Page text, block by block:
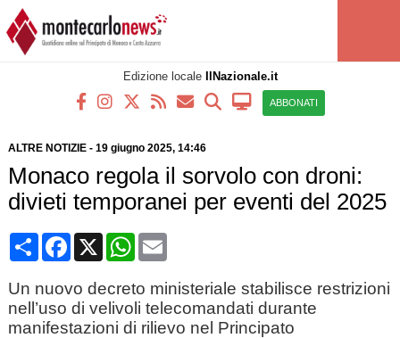
Edizione locale IlNazionale.it
ABBONATI
ALTRE NOTIZIE- 19 giugno 2025, 14:46
Monaco regola il sorvolo con droni:
divieti temporanei per eventi del 2025
CondividiFacebook
X WhatsApp
Email
Un nuovo decreto ministeriale stabilisce restrizioni
nell’uso di velivoli telecomandati durante
manifestazioni di rilievo nel Principato